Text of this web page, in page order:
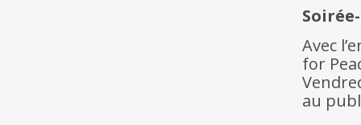
Avec
for
au